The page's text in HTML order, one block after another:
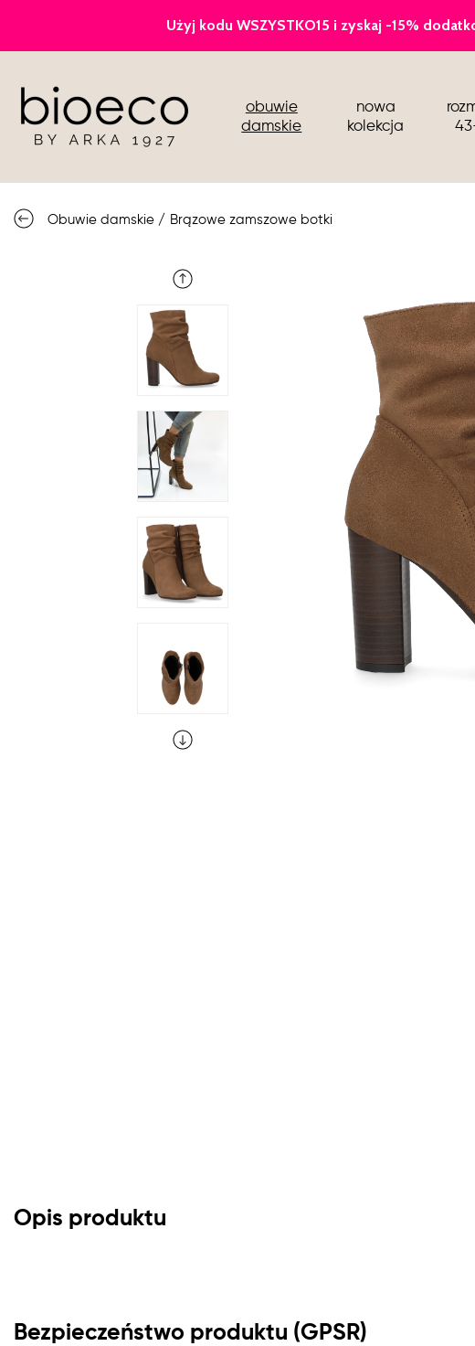
obuwie
damskie
sportowe
półbuty i mokasyny
nowa
kolekcja
Obuwie damskie / Brązowe zamszowe botki
Opis produktu
Bezpieczeństwo produktu (GPSR)